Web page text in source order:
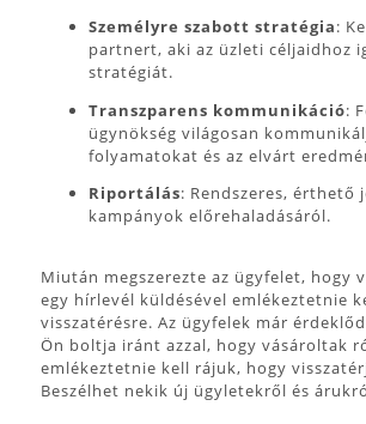
Személyre szabott stratégia:
partnert, aki az üzleti céljaidhoz
stratégiát.
Transzparens kommunikáció:
ügynökség világosan
folyamatokat és az elvárt
Riportálás: Rendszeres, érthető
kampányok előrehaladásáról.
Miután megszerezte az ügyfelet, hogy
egy hírlevél küldésével emlékeztetnie
visszatérésre. Az ügyfelek már
Ön boltja iránt azzal, hogy vásároltak
emlékeztetnie kell rájuk, hogy
Beszélhet nekik új ügyletekről és